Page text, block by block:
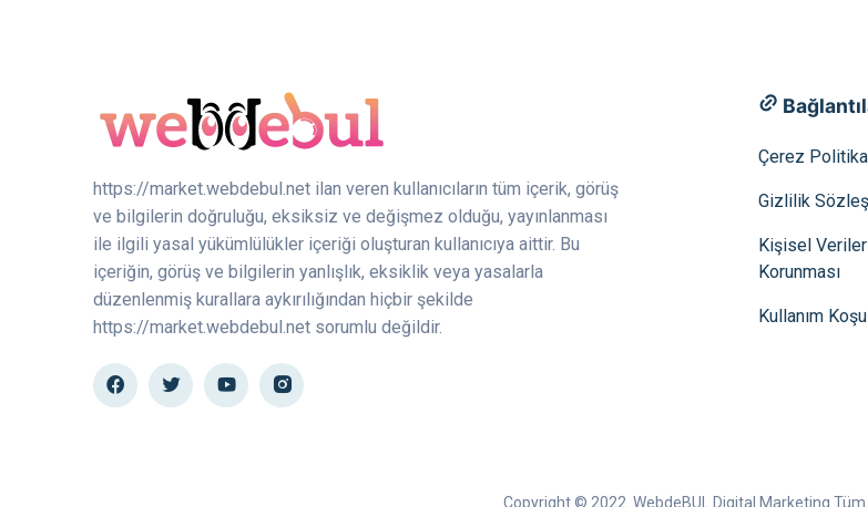
https://market.webdebul.net ilan veren kullanıcıların tüm içerik, görüş
ve bilgilerin doğruluğu, eksiksiz ve değişmez olduğu, yayınlanması
ile ilgili yasal yükümlülükler içeriği oluşturan kullanıcıya aittir. Bu
içeriğin, görüş ve bilgilerin yanlışlık, eksiklik veya yasalarla
düzenlenmiş kurallara aykırılığından hiçbir şekilde
https://market.webdebul.net sorumlu değildir.
Çerez
Gizlilik
Kişisel
Korunması
Kullanım
Copyright © 2022. WebdeBUL Digital Marketing Tüm